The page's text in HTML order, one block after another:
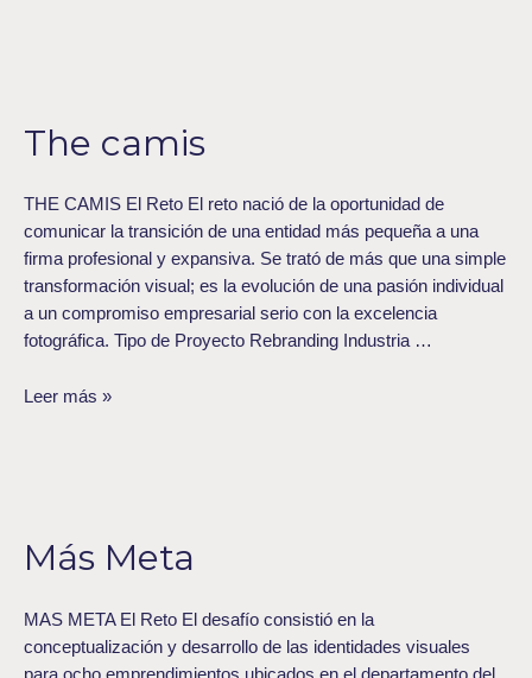
The camis
THE CAMIS El Reto El reto nació de la oportunidad de
comunicar la transición de una entidad más pequeña a una
firma profesional y expansiva. Se trató de más que una simple
transformación visual; es la evolución de una pasión individual
a un compromiso empresarial serio con la excelencia
fotográfica. Tipo de Proyecto Rebranding Industria …
Leer más »
Más Meta
MAS META El Reto El desafío consistió en la
conceptualización y desarrollo de las identidades visuales